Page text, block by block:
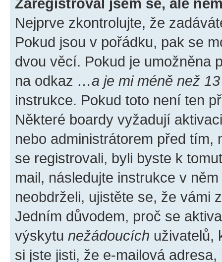
Zaregistroval jsem se, ale
Nejprve zkontrolujte, že
Pokud jsou v pořádku, pak se
dvou věcí. Pokud je umožněna
na odkaz …a je mi méně než
instrukce. Pokud toto není ten
Některé boardy vyžadují
nebo administrátorem před tím,
se registrovali, byli byste k
mail, následujte instrukce v
neobdrželi, ujistěte se, že vámi
Jedním důvodem, proč se
výskytu nežádoucích uživatelů,
si jste jisti, že e-mailová